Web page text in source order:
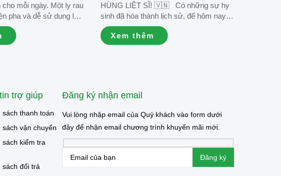
mỗi ngày. Một ly rau
pha và dễ sử dụng là
cho những ai yêu thích
gốc từ thiên nhiên.
từ rau...
HÙNG LIỆT SĨ! 🇻🇳 Có những sự hy
sinh đã hóa thành lịch sử, để hôm nay
chúng ta được sống trong hòa bình.
Nhân kỷ niệm 79 năm Ngày Thương
binh – Liệt sĩ (27/7/1947 – 27/7/2026),
Xem thêm
trợ giúp
sách thanh toán
sách vận chuyển
sách kiểm tra
sách đổi trả
Đăng ký nhận email
Vui lòng nhập email của Quý khách vào form dưới
đây để nhận email chương trình khuyến mãi mới.